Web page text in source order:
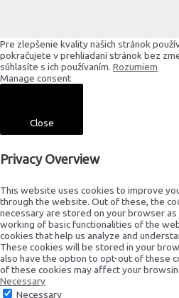
Pre zlepšenie kvality našich stránok
pokračujete v prehliadaní stránok bez
súhlasíte s ich používaním. Rozumiem
Manage consent
Close
Privacy Overview
This website uses cookies to improve
through the website. Out of these, the
necessary are stored on your browser
working of basic functionalities of the
cookies that help us analyze and
These cookies will be stored in your
also have the option to opt-out of these
of these cookies may affect your
Necessary
Necessary